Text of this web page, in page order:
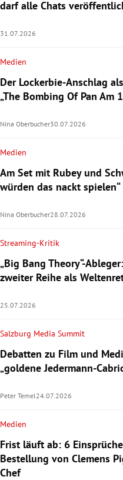
darf alle Chats
31.07.2026
Medien
Der Lockerbie-Anschlag
„The Bombing Of Pan Am
Nina Oberbucher30.07.2026
Medien
Am Set mit Rubey und
würden das nackt spielen“
Nina Oberbucher28.07.2026
Streaming-Kritik
„Big Bang Theory“-
zweiter Reihe als
25.07.2026
Salzburg Media Summit
Debatten zu Film und
„goldene Jedermann-
Peter Temel 24.07.2026
Medien
Frist läuft ab: 6
Bestellung von Clemens
Chef